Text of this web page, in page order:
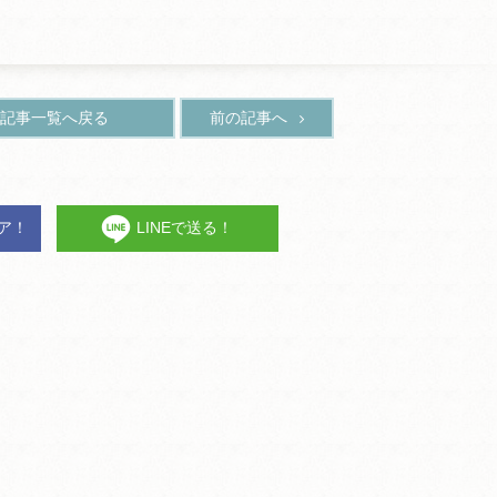
記事一覧へ戻る 前の記事へ
！ LINEで送る！